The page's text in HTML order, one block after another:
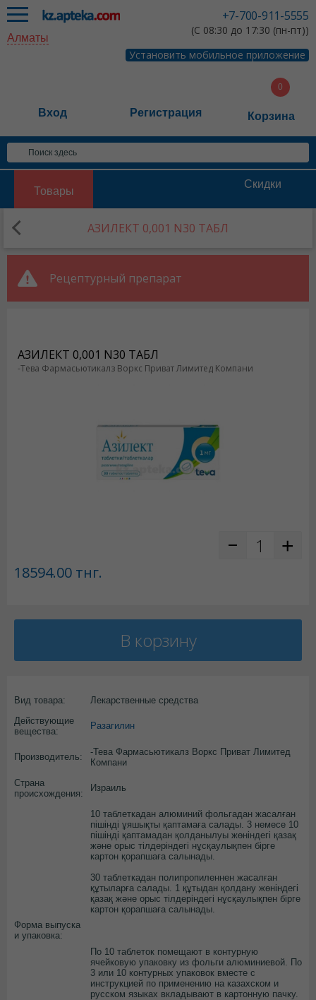
+7-700-911-5555
(С 08:30 до 17:30 (пн-пт))
Установить мобильное приложение
Алматы
Вход Регистрация Корзина
Товары
Скидки
АЗИЛЕКТ 0,001 N30 ТАБЛ
Рецептурный препарат
АЗИЛЕКТ 0,001 N30 ТАБЛ
-Тева Фармасьютикалз Воркс Приват Лимитед Компани
18594.00 тнг.
В корзину
Вид товара:
Лекарственные средства
Действующие
вещества:
Разагилин
Производитель:
-Тева Фармасьютикалз Воркс Приват Лимитед
Компани
Страна
происхождения:
Израиль
Форма выпуска
и упаковка:
10 таблеткадан алюминий фольгадан жасалған
пішінді ұяшықты қаптамаға салады. 3 немесе 10
пішінді қаптамадан қолданылуы жөніндегі қазақ
және орыс тілдеріндегі нұсқаулықпен бірге
картон қорапшаға салынады.
30 таблеткадан полипропиленнен жасалған
құтыларға салады. 1 құтыдан қолдану жөніндегі
қазақ және орыс тілдеріндегі нұсқаулықпен бірге
картон қорапшаға салынады.
По 10 таблеток помещают в контурную
ячейковую упаковку из фольги алюминиевой. По
3 или 10 контурных упаковок вместе с
инструкцией по применению на казахском и
русском языках вкладывают в картонную пачку.